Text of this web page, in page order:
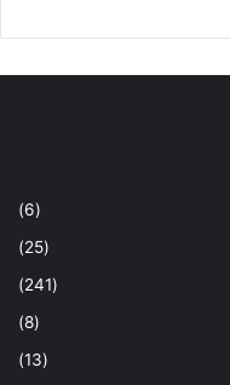
(6)
(25)
(241)
(8)
(13)